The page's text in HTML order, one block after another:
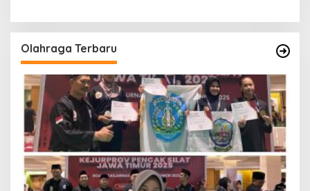
Olahraga Terbaru